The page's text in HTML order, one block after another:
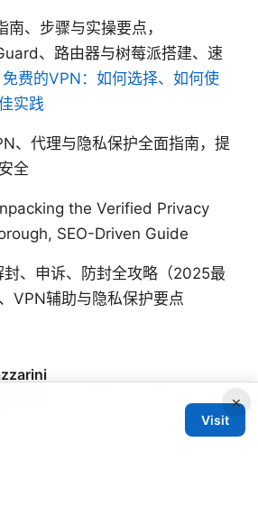
、步骤与实操要点，
、路由器与树莓派搭建、速
免费的VPN：如何选择、如何使
实践
、代理与隐私保护全面指南，提
全
the Verified Privacy
SEO-Driven Guide
、申诉、防封全攻略（2025最
VPN辅助与隐私保护要点
×
Visit